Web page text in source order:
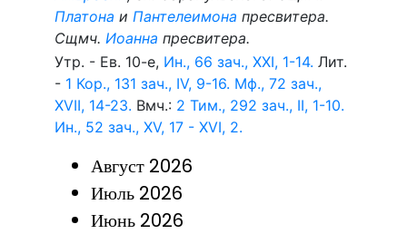
Платона и Пантелеимона пресвитера.
Сщмч. Иоанна пресвитера.
Утр. - Ев. 10-е, Ин., 66 зач., XXI, 1-14. Лит.
- 1 Кор., 131 зач., IV, 9-16. Мф., 72 зач.,
XVII, 14-23. Вмч.: 2 Тим., 292 зач., II, 1-10.
Ин., 52 зач., XV, 17 - XVI, 2.
Август 2026
Июль 2026
Июнь 2026